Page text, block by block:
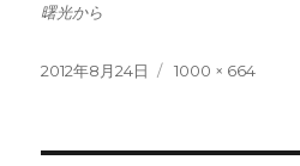
曙光から
投
2012年8月24日
フ
1000 × 664